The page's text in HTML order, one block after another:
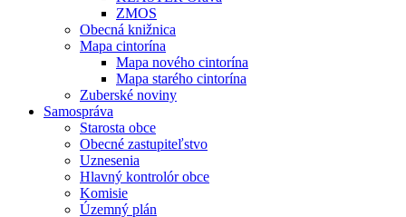
ZMOS
Obecná knižnica
Mapa cintorína
Mapa nového cintorína
Mapa starého cintorína
Zuberské noviny
Samospráva
Starosta obce
Obecné zastupiteľstvo
Uznesenia
Hlavný kontrolór obce
Komisie
Územný plán